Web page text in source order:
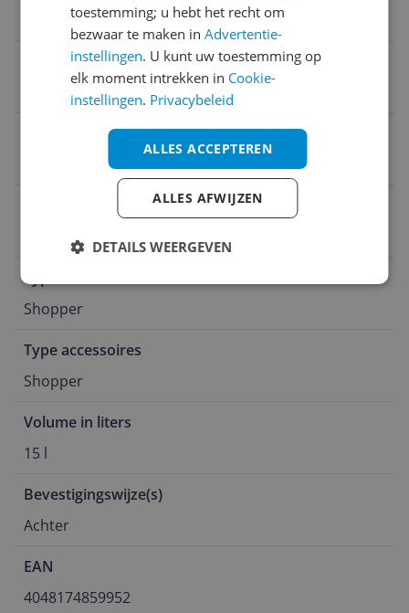
Product gewicht
Verpakking lengte
Volwassenen
Type fietstas
Shopper
Type accessoires
Shopper
Volume in liters
15 l
Bevestigingswijze(s)
Achter
EAN
4048174859952
toestemming; u hebt het recht om
bezwaar te maken inAdvertentie-
instellingen. U kunt uw toestemming op
elk moment intrekken in Cookie-
instellingen. Privacybeleid
ALLES ACCEPTEREN
ALLES AFWIJZEN
DETAILS WEERGEVEN